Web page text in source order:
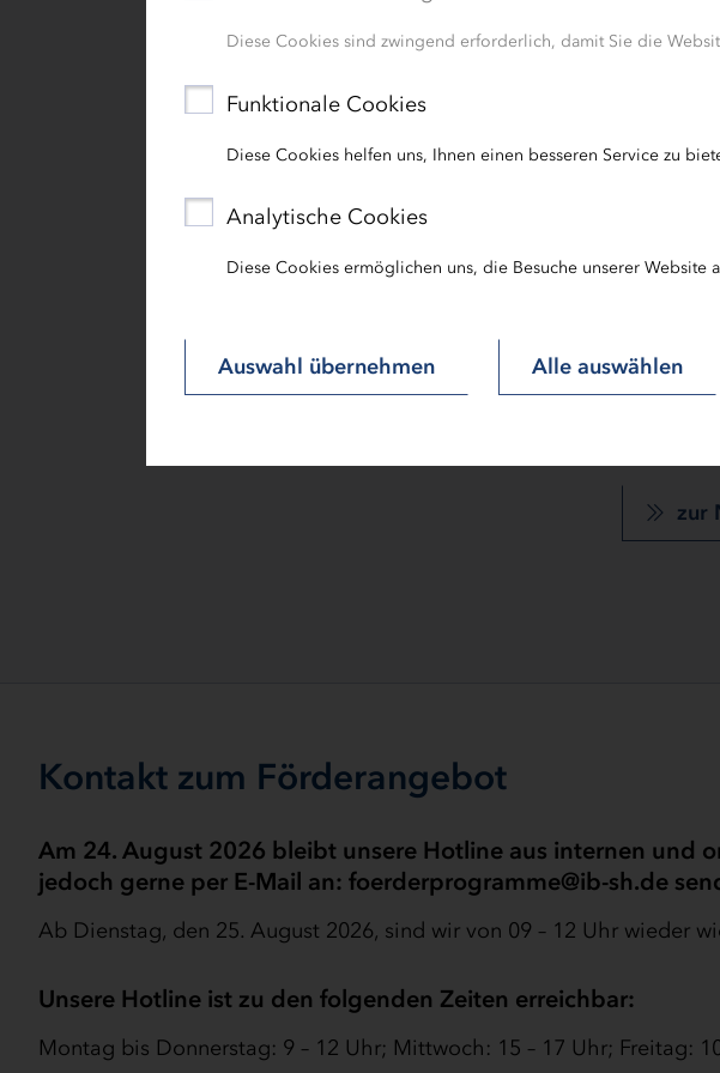
Diese Cookies sind zwingend erforderlich, damit Sie die
Funktionale Cookies
Diese Cookies helfen uns, Ihnen einen besseren Service zu
Analytische Cookies
Diese Cookies ermöglichen uns, die Besuche unserer Website
Auswahl übernehmen Alle auswählen
und verpassen
zur
Kontakt zum Förderangebot
Am 24. August 2026 bleibt unsere Hotline aus internen und
jedoch gerne per E-Mail an: foerderprogramme@ib-sh.de
Ab Dienstag, den 25. August 2026, sind wir von 09 – 12 Uhr wieder
Unsere Hotline ist zu den folgenden Zeiten erreichbar:
Montag bis Donnerstag: 9 – 12 Uhr; Mittwoch: 15 – 17 Uhr; Freitag: